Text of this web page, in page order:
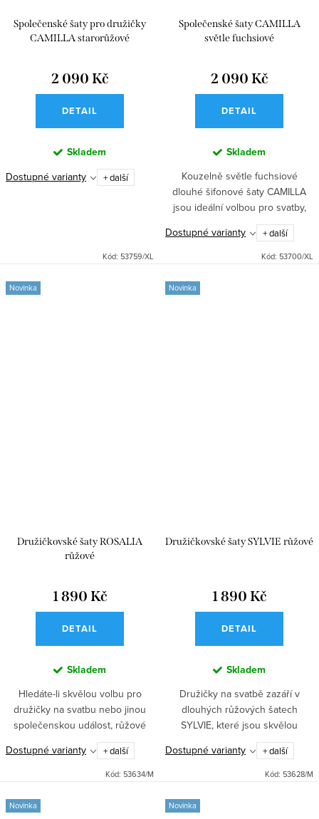
Společenské šaty pro družičky
CAMILLA starorůžové
2 090 Kč
DETAIL
Skladem
Dostupné varianty
+ další
Kód: 53759/XL
Společenské šaty CAMILLA
světle fuchsiové
2 090 Kč
DETAIL
Skladem
Kouzelně světle fuchsiové
dlouhé šifonové šaty CAMILLA
jsou ideální volbou pro svatby,
družičky i jiné slavnostní
příležitosti. Skvěle padnou díky
vyztuženému překládanému
Dostupné varianty + další
Kód: 53700/XL
Novinka
Družičkovské šaty ROSALIA
růžové
1 890 Kč
DETAIL
Skladem
Hledáte-li skvělou volbu pro
družičky na svatbu nebo jinou
společenskou událost, růžové
šaty ROSALIA vás nadchnou
přiléhavým topem s výstřihem do
V a dlouhou sukní se...
Dostupné varianty + další
Kód: 53634/M
Novinka
Družičkovské šaty SYLVIE růžové
1 890 Kč
DETAIL
Skladem
Družičky na svatbě zazáří v
dlouhých růžových šatech
SYLVIE, které jsou skvělou
volbou nejen pro svatební den,
ale i každý ples nebo jinou
společenskou událost. Šaty mají...
Dostupné varianty + další
Kód: 53628/M
Novinka Novinka